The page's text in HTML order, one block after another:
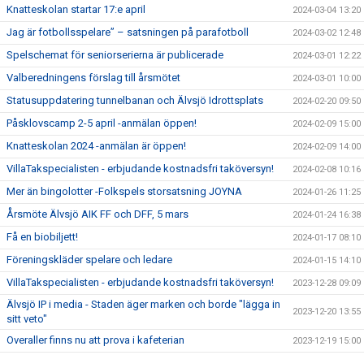
Knatteskolan startar 17:e april 2024-03-04 13:20
Jag är fotbollsspelare” – satsningen på parafotboll 2024-03-02 12:48
Spelschemat för seniorserierna är publicerade 2024-03-01 12:22
Valberedningens förslag till årsmötet 2024-03-01 10:00
Statusuppdatering tunnelbanan och Älvsjö Idrottsplats 2024-02-20 09:50
Påsklovscamp 2-5 april -anmälan öppen! 2024-02-09 15:00
Knatteskolan 2024 -anmälan är öppen! 2024-02-09 14:00
VillaTakspecialisten - erbjudande kostnadsfri taköversyn! 2024-02-08 10:16
Mer än bingolotter -Folkspels storsatsning JOYNA 2024-01-26 11:25
Årsmöte Älvsjö AIK FF och DFF, 5 mars 2024-01-24 16:38
Få en biobiljett! 2024-01-17 08:10
Föreningskläder spelare och ledare 2024-01-15 14:10
VillaTakspecialisten - erbjudande kostnadsfri taköversyn! 2023-12-28 09:09
Älvsjö IP i media - Staden äger marken och borde "lägga in
sitt veto"
2023-12-20 13:55
Overaller finns nu att prova i kafeterian 2023-12-19 15:00